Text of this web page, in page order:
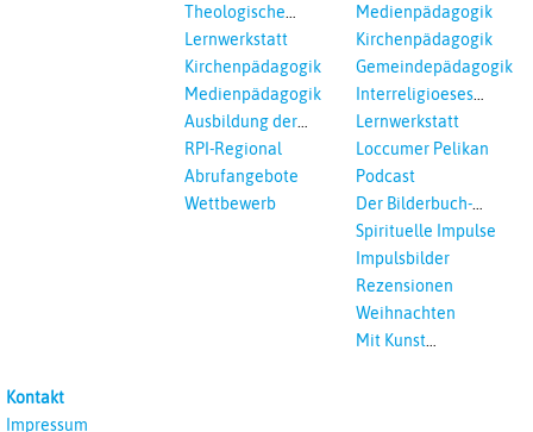
Theologische
Fortbildungen,
Interreligöses Lernen
Lernwerkstatt
Kirchenpädagogik
Medienpädagogik
Ausbildung der
Vikar*innen
RPI-Regional
Abrufangebote
Wettbewerb
Medienpädagogik
Kirchenpädagogik
Gemeindepädagogik
Interreligioeses
Lernen
Lernwerkstatt
Loccumer Pelikan
Podcast
Der Bilderbuch-
Podcast
Spirituelle Impulse
Impulsbilder
Rezensionen
Weihnachten
Mit Kunst
Kontakt
Impressum